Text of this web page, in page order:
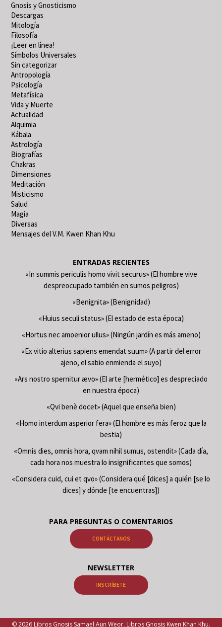
Gnosis y Gnosticismo
Descargas
Mitología
Filosofía
¡Leer en línea!
Símbolos Universales
Sin categorizar
Antropología
Psicología
Metafísica
Vida y Muerte
Actualidad
Alquimia
Kábala
Astrología
Biografías
Chakras
Dimensiones
Meditación
Misticismo
Salud
Magia
Diversas
Mensajes del V.M. Kwen Khan Khu
ENTRADAS RECIENTES
«In summis periculis homo vivit securus» (El hombre vive
despreocupado también en sumos peligros)
«Benignita» (Benignidad)
«Huius seculi status» (El estado de esta época)
«Hortus nec amoenior ullus» (Ningún jardín es más ameno)
«Ex vitio alterius sapiens emendat suum» (A partir del error
ajeno, el sabio enmienda el suyo)
«Ars nostro spernitur ævo» (El arte [hermético] es despreciado
en nuestra época)
«Qvi benè docet» (Aquel que enseña bien)
«Homo interdum asperior fera» (El hombre es más feroz que la
bestia)
«Omnis dies, omnis hora, qvam nihil sumus, ostendit» (Cada día,
cada hora nos muestra lo insignificantes que somos)
«Considera cuid, cui et qvo» (Considera qué [dices] a quién [se lo
dices] y dónde [te encuentras])
PARA PREGUNTAS O COMENTARIOS
CONTÁCTANOS
NEWSLETTER
INSCRÍBETE
© 2026 Libros Gnosis Samael Aun Weor, Libros Gnosis Kwen Khan Khu.